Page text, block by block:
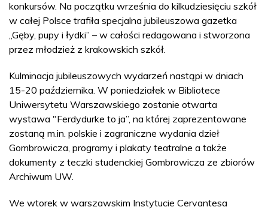
konkursów. Na początku września do kilkudziesięciu szkół
w całej Polsce trafiła specjalna jubileuszowa gazetka
„Gęby, pupy i łydki” – w całości redagowana i stworzona
przez młodzież z krakowskich szkół.
Kulminacja jubileuszowych wydarzeń nastąpi w dniach
15-20 października. W poniedziałek w Bibliotece
Uniwersytetu Warszawskiego zostanie otwarta
wystawa "Ferdydurke to ja”, na której zaprezentowane
zostaną m.in. polskie i zagraniczne wydania dzieł
Gombrowicza, programy i plakaty teatralne a także
dokumenty z teczki studenckiej Gombrowicza ze zbiorów
Archiwum UW.
We wtorek w warszawskim Instytucie Cervantesa